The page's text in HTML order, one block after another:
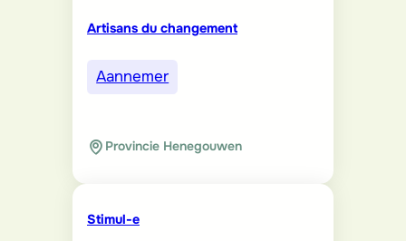
Artisans du changement
Aannemer
Provincie Henegouwen
Stimul-e